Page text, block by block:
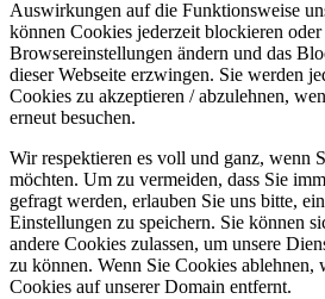
Auswirkungen auf die Funktionsweise
können Cookies jederzeit blockieren
Browsereinstellungen ändern und das
dieser Webseite erzwingen. Sie werden
Cookies zu akzeptieren / abzulehnen,
erneut besuchen.
Wir respektieren es voll und ganz, wenn
möchten. Um zu vermeiden, dass Sie
gefragt werden, erlauben Sie uns bitte,
Einstellungen zu speichern. Sie können
andere Cookies zulassen, um unsere
zu können. Wenn Sie Cookies ablehnen,
Cookies auf unserer Domain entfernt.